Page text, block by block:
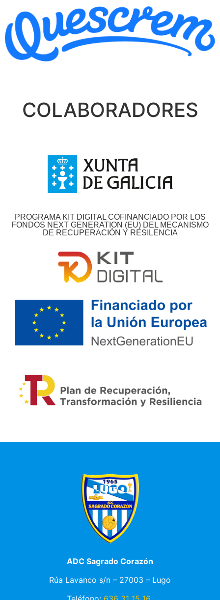
COLABORADORES
PROGRAMA KIT DIGITAL COFINANCIADO POR LOS
FONDOS NEXT GENERATION (EU) DEL MECANISMO
DE RECUPERACIÓN Y RESILENCIA
ADC Sagrado Corazón
Rúa Lavanco s/n – 27003 – Lugo